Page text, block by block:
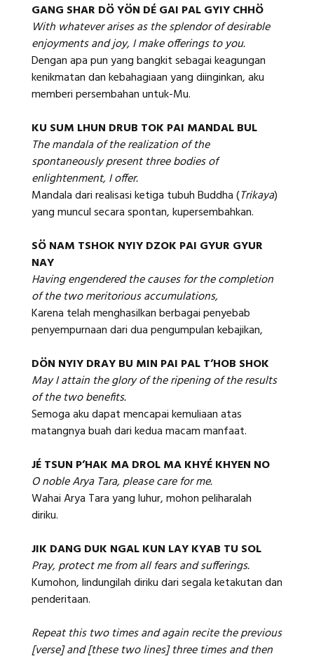
GANG SHAR DÖ YÖN DÉ GAI PAL GYIY CHHÖ
With whatever arises as the splendor of desirable
enjoyments and joy, I make offerings to you.
Dengan apa pun yang bangkit sebagai keagungan
kenikmatan dan kebahagiaan yang diinginkan, aku
memberi persembahan untuk-Mu.
KU SUM LHUN DRUB TOK PAI MANDAL BUL
The mandala of the realization of the
spontaneously present three bodies of
enlightenment, I offer.
Mandala dari realisasi ketiga tubuh Buddha (Trikaya)
yang muncul secara spontan, kupersembahkan.
SÖ NAM TSHOK NYIY DZOK PAI GYUR GYUR
NAY
Having engendered the causes for the completion
of the two meritorious accumulations,
Karena telah menghasilkan berbagai penyebab
penyempurnaan dari dua pengumpulan kebajikan,
DÖN NYIY DRAY BU MIN PAI PAL T’HOB SHOK
May I attain the glory of the ripening of the results
of the two benefits.
Semoga aku dapat mencapai kemuliaan atas
matangnya buah dari kedua macam manfaat.
JÉ TSUN P’HAK MA DROL MA KHYÉ KHYEN NO
O noble Arya Tara, please care for me.
Wahai Arya Tara yang luhur, mohon peliharalah
diriku.
JIK DANG DUK NGAL KUN LAY KYAB TU SOL
Pray, protect me from all fears and sufferings.
Kumohon, lindungilah diriku dari segala ketakutan dan
penderitaan.
Repeat this two times and again recite the previous
[verse] and [these two lines] three times and then